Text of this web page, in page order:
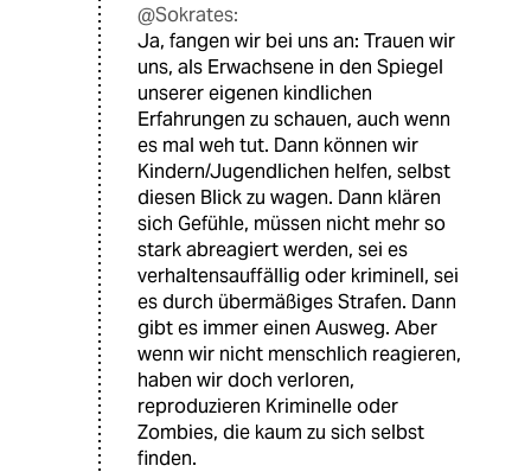
@Sokrates:
Ja, fangen wir bei uns an: Trauen wir
uns, als Erwachsene in den Spiegel
unserer eigenen kindlichen
Erfahrungen zu schauen, auch wenn
es mal weh tut. Dann können wir
Kindern/Jugendlichen helfen, selbst
diesen Blick zu wagen. Dann klären
sich Gefühle, müssen nicht mehr so
stark abreagiert werden, sei es
verhaltensauffällig oder kriminell, sei
es durch übermäßiges Strafen. Dann
gibt es immer einen Ausweg. Aber
wenn wir nicht menschlich reagieren,
haben wir doch verloren,
reproduzieren Kriminelle oder
Zombies, die kaum zu sich selbst
finden.